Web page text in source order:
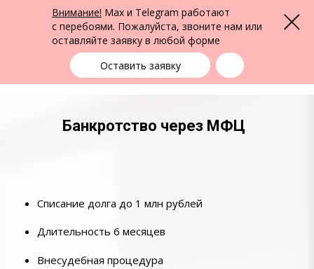
Внимание! Max и Telegram работают
с перебоями. Пожалуйста, звоните нам или
оставляйте заявку в любой форме
Оставить заявку
Юридическая помощь по всей России
ФПК Альтернатива
Меню
Выбрать город +7 (383) 388-72-90
Списание долга до 1 млн рублей
Внесудебная процедура
Банкротство через МФЦ
Длительность 6 месяцев